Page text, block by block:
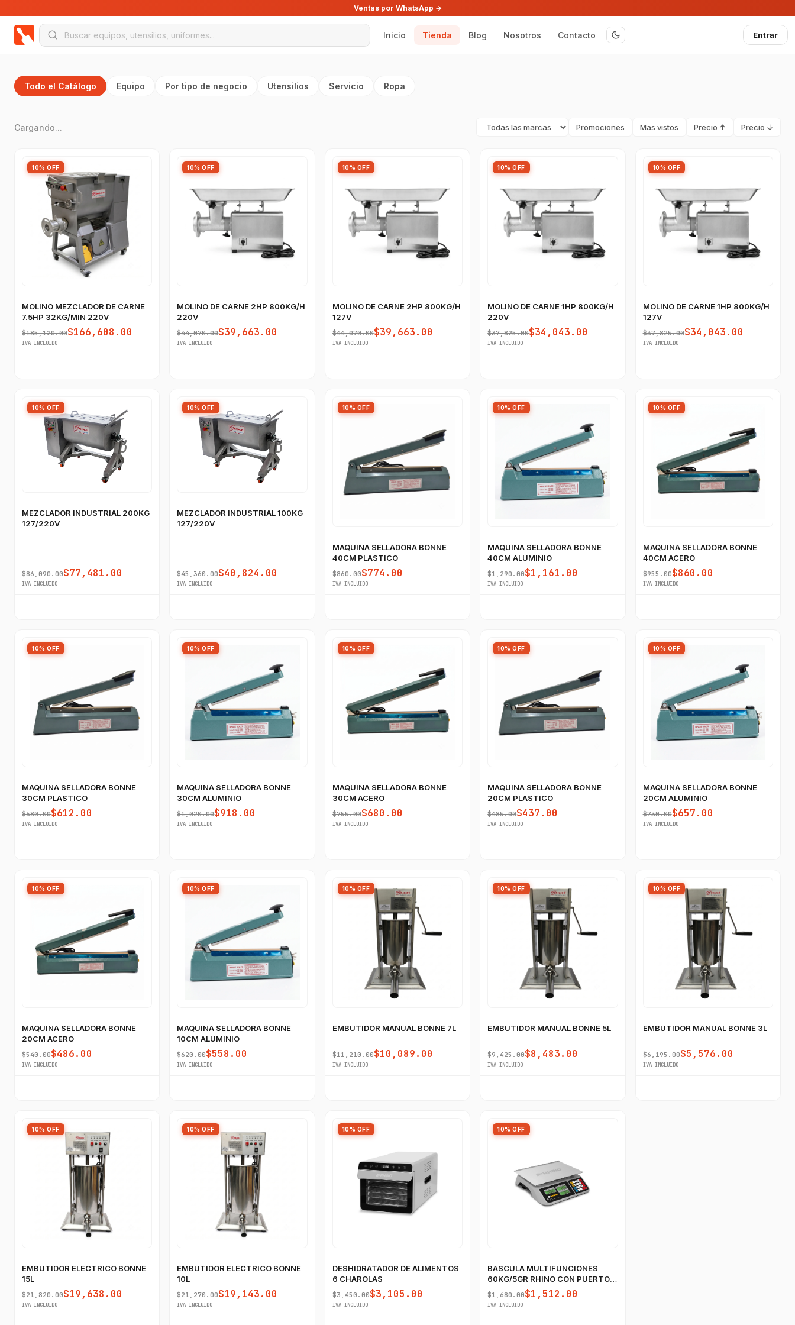
Ventas por WhatsApp →
Inicio Tienda Blog Nosotros Contacto Entrar
Todo el Catálogo Equipo Por tipo de negocio Utensilios Servicio Ropa
Cargando... Promociones Mas vistos Precio ↑ Precio ↓
10% OFF
MOLINO MEZCLADOR DE CARNE
7.5HP 32KG/MIN 220V
$185,120.00$166,608.00
IVA INCLUIDO
10% OFF
MOLINO DE CARNE 2HP 800KG/H
220V
$44,070.00$39,663.00
IVA INCLUIDO
10% OFF
MOLINO DE CARNE 2HP 800KG/H
127V
$44,070.00$39,663.00
IVA INCLUIDO
10% OFF
MOLINO DE CARNE 1HP 800KG/H
220V
$37,825.00$34,043.00
IVA INCLUIDO
10% OFF
MOLINO DE CARNE 1HP 800KG/H
127V
$37,825.00$34,043.00
IVA INCLUIDO
10% OFF
MEZCLADOR INDUSTRIAL 200KG
127/220V
$86,090.00$77,481.00
IVA INCLUIDO
10% OFF
MEZCLADOR INDUSTRIAL 100KG
127/220V
$45,360.00$40,824.00
IVA INCLUIDO
10% OFF
MAQUINA SELLADORA BONNE
40CM PLASTICO
$860.00$774.00
IVA INCLUIDO
10% OFF
MAQUINA SELLADORA BONNE
40CM ALUMINIO
$1,290.00$1,161.00
IVA INCLUIDO
10% OFF
MAQUINA SELLADORA BONNE
40CM ACERO
$955.00$860.00
IVA INCLUIDO
10% OFF
MAQUINA SELLADORA BONNE
30CM PLASTICO
$680.00$612.00
IVA INCLUIDO
10% OFF
MAQUINA SELLADORA BONNE
30CM ALUMINIO
$1,020.00$918.00
IVA INCLUIDO
10% OFF
MAQUINA SELLADORA BONNE
30CM ACERO
$755.00$680.00
IVA INCLUIDO
10% OFF
MAQUINA SELLADORA BONNE
20CM PLASTICO
$485.00$437.00
IVA INCLUIDO
10% OFF
MAQUINA SELLADORA BONNE
20CM ALUMINIO
$730.00$657.00
IVA INCLUIDO
10% OFF
MAQUINA SELLADORA BONNE
20CM ACERO
$540.00$486.00
IVA INCLUIDO
10% OFF
MAQUINA SELLADORA BONNE
10CM ALUMINIO
$620.00$558.00
IVA INCLUIDO
10% OFF
EMBUTIDOR MANUAL BONNE 7L
$11,210.00$10,089.00
IVA INCLUIDO
10% OFF
EMBUTIDOR MANUAL BONNE 5L
$9,425.00$8,483.00
IVA INCLUIDO
10% OFF
EMBUTIDOR MANUAL BONNE 3L
$6,195.00$5,576.00
IVA INCLUIDO
10% OFF
EMBUTIDOR ELECTRICO BONNE
15L
$21,820.00$19,638.00
IVA INCLUIDO
10% OFF
EMBUTIDOR ELECTRICO BONNE
10L
$21,270.00$19,143.00
IVA INCLUIDO
10% OFF
DESHIDRATADOR DE ALIMENTOS
6 CHAROLAS
$3,450.00$3,105.00
IVA INCLUIDO
10% OFF
BASCULA MULTIFUNCIONES
60KG/5GR RHINO CON PUERTO
USB
$1,680.00$1,512.00
IVA INCLUIDO